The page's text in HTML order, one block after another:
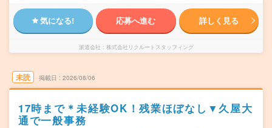
気になる! 応募へ進む 詳しく見る
派遣会社 株式会社リクルートスタッフィング
未読 掲載日 2026/08/06
17時まで＊未経験OK！残業ほぼなし▼久屋大
通で一般事務